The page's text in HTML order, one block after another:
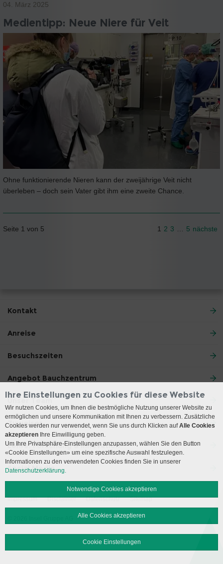
04. März 2025
Medientipp: Neue Niere für Veit
Ohne funktionierende Nieren kann der zweijährige Veit nicht
überleben – doch sein Vater gibt ihm eine zweite Chance.
Seite 1 von 5 1 2 3 … 5 nächste
Kontakt
Anreise
Besuchszeiten
Angebot Bauchzentrum
Unser Team
Zuweiser
Lehre, Forschung & Innovation
Social Media
Impressum Disclaimer Datenschutz Sitemap
Ihre Einstellungen zu Cookies für diese Website
Wir nutzen Cookies, um Ihnen die bestmögliche Nutzung unserer Website zu
ermöglichen und unsere Kommunikation mit Ihnen zu verbessern. Zusätzliche
Cookies werden nur verwendet, wenn Sie uns durch Klicken aufAlle Cookies
akzeptieren Ihre Einwilligung geben.
Um Ihre Privatsphäre-Einstellungen anzupassen, wählen Sie den Button
«Cookie Einstellungen» um eine spezifische Auswahl festzulegen.
Informationen zu den verwendeten Cookies finden Sie in unserer
Datenschutzerklärung.
Notwendige Cookies akzeptieren
Alle Cookies akzeptieren
Cookie Einstellungen